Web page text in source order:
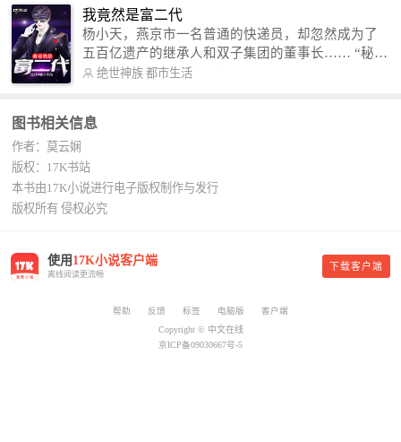
勾搭各色美女，镇压恶鬼邪神。 江湖传闻：龙
尘一到，地吼天啸。龙尘一出，鬼泣神哭。 本
故事纯属虚构，如有雷同，那就是真事儿，想要对
号入座，抓紧时间进群：487963015 微信公众号：
平凡魔术师,或者搜索：pingfanmoshushi1982,公众
我竟然是富二代
杨小天，燕京市一名普通的快递员，却忽然成为了
五百亿遗产的继承人和双子集团的董事长…… “秘
书，给我定制一套百亿富翁的吃喝住行标准！” “好
呢？” “回杨总，开车太堵，已经给你安排了直升
敢想的，没有秘书办不到的。
绝世神族 都市生活
图书相关信息
作者：莫云娴
版权：17K书站
本书由17K小说进行电子版权制作与发行
版权所有 侵权必究
使用 17K小说客户端
离线阅读更流畅
下载客户端
帮助 反馈 标签 电脑版
客户端
Copyright © 中文在线
京ICP备09030667号-5